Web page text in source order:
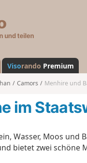
a
n
d
Visorando Premium
Camors Menhire und
im
Wasser, Moos
bietet zwei schöne